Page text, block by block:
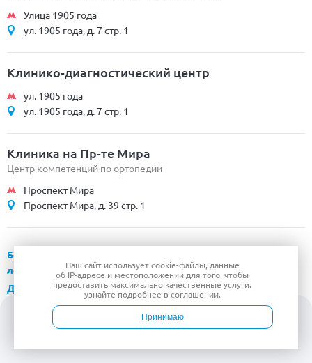
Улица 1905 года
ул. 1905 года, д. 7 стр. 1
Клинико-диагностический центр
ул. 1905 года
ул. 1905 года, д. 7 стр. 1
Клиника на Пр-те Мира
Центр компетенций по ортопедии
Проспект Мира
Проспект Мира, д. 39 стр. 1
Безлимитное наблюдение
лечащим врачом на курсе лечения
Добровольное медстрахование
Реабилитация после Covid-19
МРТ позвоночника
Наш сайт используетcookie-файлы, данные
об IP-адресе и местоположении для того, чтобы
предоставить максимально качественные услуги.
узнайте подробнее в соглашении.
Принимаю